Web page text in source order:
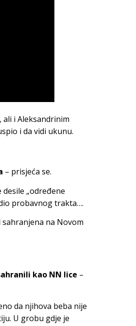
ali i Aleksandrinim
i da vidi ukunu.
– prisjeća se.
„određene
probavnog trakta….
sahranjena na Novom
kao NN lice –
da njihova beba nije
U grobu gdje je